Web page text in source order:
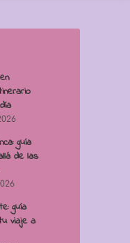
guía
de las
guía
viaje a